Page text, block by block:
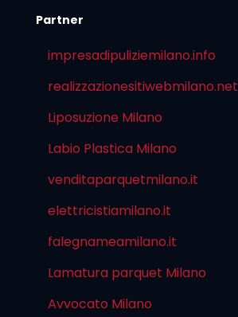
Partner
impresadipuliziemilano.info
realizzazionesitiwebmilano.net
Liposuzione Milano
Labio Plastica Milano
venditaparquetmilano.it
elettricistiamilano.it
falegnameamilano.it
Lamatura parquet Milano
Avvocato Milano